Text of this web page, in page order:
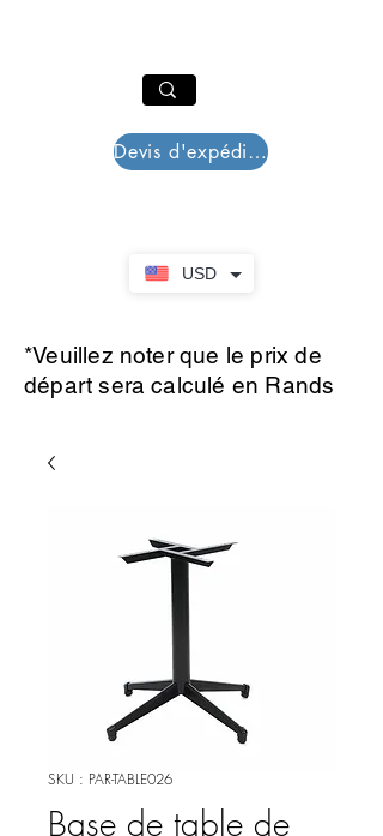
USD
Devis d'expédition
*Veuillez noter que le prix de
départ sera calculé en Rands
SKU : PAR-TABLE026
Base de table de